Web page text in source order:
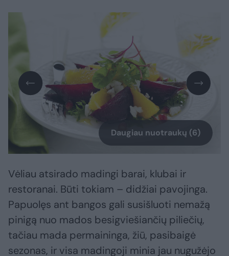
Daugiau nuotraukų (6)
Vėliau atsirado madingi barai, klubai ir
restoranai. Būti tokiam – didžiai pavojinga.
Papuolęs ant bangos gali susišluoti nemažą
pinigą nuo mados besigviešiančių piliečių,
tačiau mada permaininga, žiū, pasibaigė
sezonas, ir visa madingoji minia jau nugužėjo